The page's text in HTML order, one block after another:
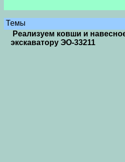
Темы
Реализуем ковши и
экскаватору ЭО-33211